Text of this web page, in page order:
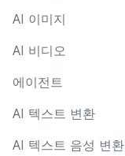
AI 이미지
AI 비디오
에이전트
AI 텍스트 변환
AI 텍스트 음성 변환